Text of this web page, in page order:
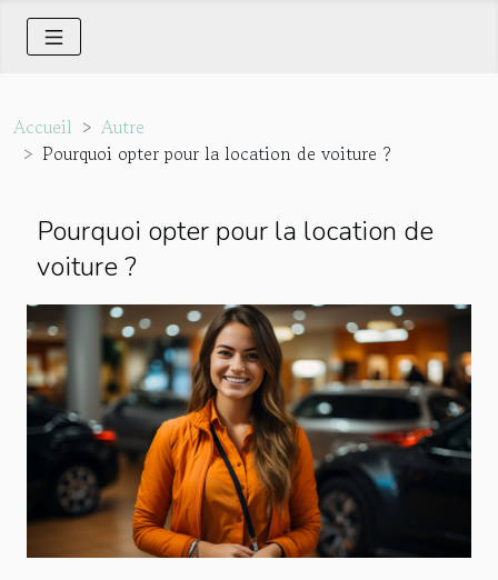
Accueil
Autre
Pourquoi opter pour la location de voiture ?
Pourquoi opter pour la location de
voiture ?